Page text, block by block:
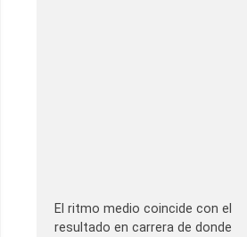
El ritmo medio coincide con el
resultado en carrera de donde